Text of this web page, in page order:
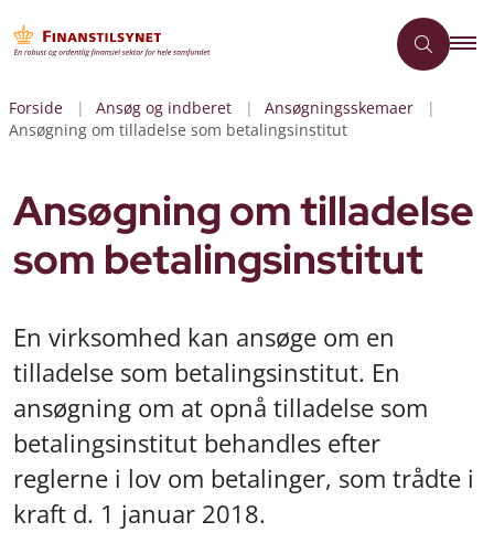
Forside Ansøg og indberet
Ansøgningsskemaer
Ansøgning om tilladelse som betalingsinstitut
Ansøgning om tilladelse
som betalingsinstitut
En virksomhed kan ansøge om en
tilladelse som betalingsinstitut. En
ansøgning om at opnå tilladelse som
betalingsinstitut behandles efter
reglerne i lov om betalinger, som trådte i
kraft d. 1 januar 2018.